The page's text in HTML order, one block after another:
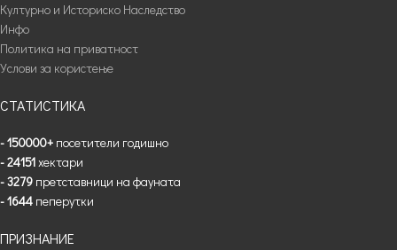
Културно и Историско Наследство
Инфо
Политика на приватност
Услови за користење
СТАТИСТИКА
- 150000+ посетители годишно
- 24151хектари
- 3279 претставници на фауната
- 1644 пеперутки
ПРИЗНАНИЕ